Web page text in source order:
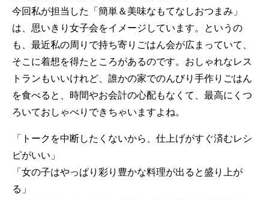
今回私が担当した「簡単＆美味なもてなしおつまみ」
は、思いきり女子会をイメージしています。というの
も、最近私の周りで持ち寄りごはん会が広まっていて、
そこに着想を得たところがあるのです。おしゃれなレス
トランもいいけれど、誰かの家でのんびり手作りごはん
を食べると、時間やお会計の心配もなくて、最高にくつ
ろいておしゃべりできちゃいますよね。
「トークを中断したくないから、仕上げがすぐ済むレシ
ピがいい」
「女の子はやっぱり彩り豊かな料理が出ると盛り上が
る」